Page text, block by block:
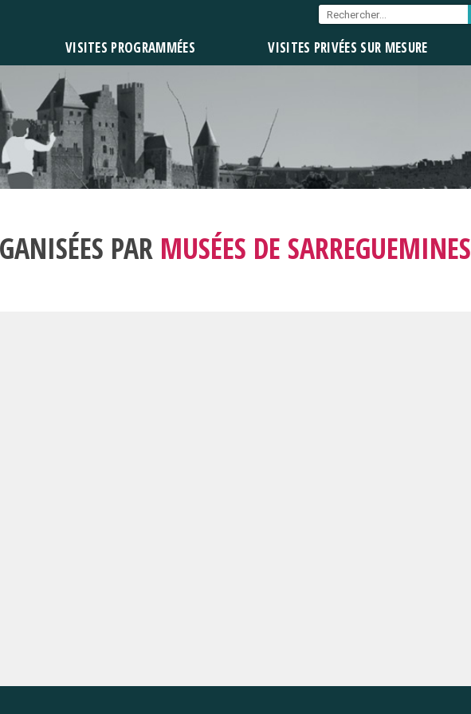
VISITES PROGRAMMÉES VISITES PRIVÉES SUR MESURE
PAR MUSÉES DE SARREGUEMINES